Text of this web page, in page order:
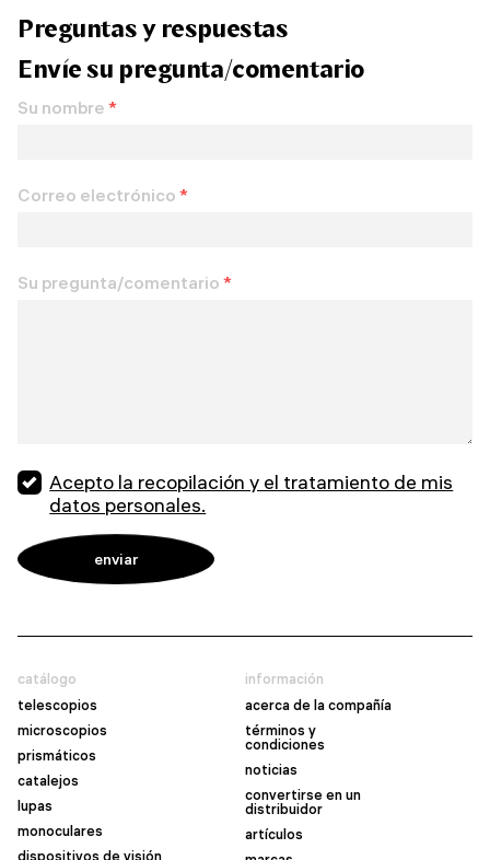
Preguntas y respuestas
Envíe su pregunta/comentario
Su nombre *
Correo electrónico *
Su pregunta/comentario *
Acepto la recopilación y el tratamiento de mis
datos personales.
catálogo
telescopios
microscopios
prismáticos
catalejos
lupas
monoculares
dispositivos de visión
información
acerca de la compañía
términos y
condiciones
noticias
convertirse en un
distribuidor
artículos